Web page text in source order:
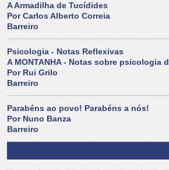
A Armadilha de Tucídides
Por Carlos Alberto Correia
Barreiro
Psicologia - Notas Reflexivas
A MONTANHA - Notas sobre psicologia
Por Rui Grilo
Barreiro
Parabéns ao povo! Parabéns a nós!
Por Nuno Banza
Barreiro